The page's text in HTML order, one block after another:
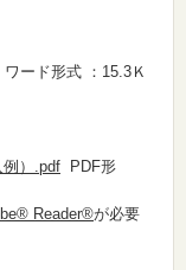
ワード形式 ：15.3Ｋ
例）.pdf PDF形
Reader®が必要